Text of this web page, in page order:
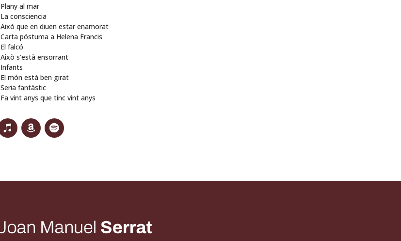
Plany al mar
La consciencia
Això que en diuen estar enamorat
Carta póstuma a Helena Francis
El falcó
Això s’està ensorrant
Infants
El món està ben girat
Seria fantàstic
Fa vint anys que tinc vint anys